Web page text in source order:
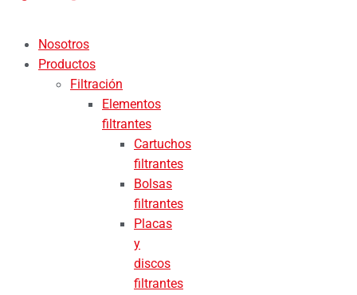
Nosotros
Productos
Filtración
Elementos
filtrantes
Cartuchos
filtrantes
Bolsas
filtrantes
Placas
y
discos
filtrantes